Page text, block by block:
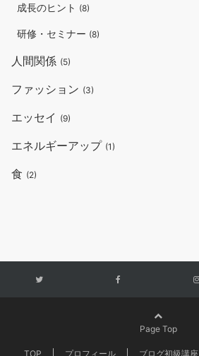
成長のヒント (8)
研修・セミナー (8)
人間関係 (5)
ファッション (3)
エッセイ (9)
エネルギーアップ (1)
食 (2)
Page Top
TOP プロフィール ブログ初級講座